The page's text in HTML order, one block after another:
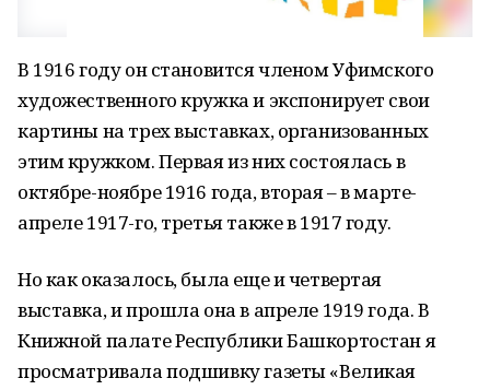
В 1916 году он становится членом Уфимского
художественного кружка и экспонирует свои
картины на трех выставках, организованных
этим кружком. Первая из них состоялась в
октябре-ноябре 1916 года, вторая – в марте-
апреле 1917-го, третья также в 1917 году.
Но как оказалось, была еще и четвертая
выставка, и прошла она в апреле 1919 года. В
Книжной палате Республики Башкортостан я
просматривала подшивку газеты «Великая